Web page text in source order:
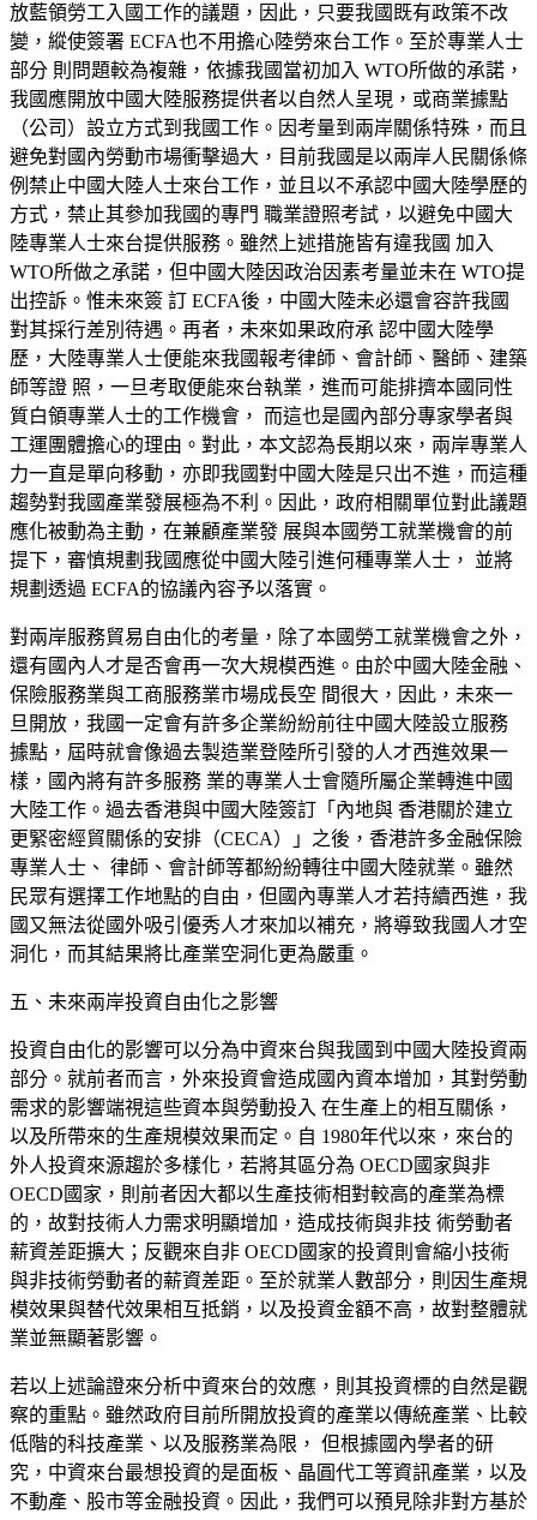
放藍領勞工入國工作的議題，因此，只要我國既有政策不改
變，縱使簽署 ECFA也不用擔心陸勞來台工作。至於專業人士
部分 則問題較為複雜，依據我國當初加入 WTO所做的承諾，
我國應開放中國大陸服務提供者以自然人呈現，或商業據點
（公司）設立方式到我國工作。因考量到兩岸關係特殊，而且
避免對國內勞動市場衝擊過大，目前我國是以兩岸人民關係條
例禁止中國大陸人士來台工作，並且以不承認中國大陸學歷的
方式，禁止其參加我國的專門 職業證照考試，以避免中國大
陸專業人士來台提供服務。雖然上述措施皆有違我國 加入
WTO所做之承諾，但中國大陸因政治因素考量並未在 WTO提
出控訴。惟未來簽 訂 ECFA後，中國大陸未必還會容許我國
對其採行差別待遇。再者，未來如果政府承 認中國大陸學
歷，大陸專業人士便能來我國報考律師、會計師、醫師、建築
師等證 照，一旦考取便能來台執業，進而可能排擠本國同性
質白領專業人士的工作機會， 而這也是國內部分專家學者與
工運團體擔心的理由。對此，本文認為長期以來，兩岸專業人
力一直是單向移動，亦即我國對中 國大陸是只出不進，而這種
趨勢對我國 產業發展極為不利。因此，政府相關單位對此議題
應化被動為主動，在兼顧產業發 展與本國勞工就業機會的前
提下，審慎規劃我國應從中國大陸引進何種專業人士， 並將
規劃透過 ECFA的協議內容予以落實。
對兩岸服務貿易自由化的考量， 除了本國勞工就業機會之外，
還有國內人才是否會再一次大規模西進。由於中國大陸金融、
保險服務業與工商服務業市場成長空 間很大，因此，未來一
旦開放，我國一定會有許多企業紛紛前往中國大陸設立服務
據點，屆時就會像過去製造業登陸所引發的人才西進效果一
樣，國內將有許多服務 業的專業人士會隨所屬企業轉進中國
大陸工作。過去香港與中國大陸簽訂「內地與 香港關於建立
更緊密經貿關係的安排（CECA）」之後，香港許多金融保險
專業人士、 律師、會計師等都紛紛轉往中國大陸就業。雖然
民眾有選擇工作地點的自由，但國內專業人才若持續西進，我
國又無法從國外吸引優秀人才來加以補充，將導致我國人才空
洞化，而其結果將比產業空洞化更為嚴重。
五、未來兩岸投資自由化之影響
投資自由化的影響可以分為中資來台與我國到中國大陸投資兩
部分。就前者而言，外來投資會造成國內資本增加，其對勞動
需求的影響端視這些資本與勞動投入 在生產上的相互關係，
以及所帶來的生產規模效果而定。自 1980年代以來，來台的
外人投資來源趨於多樣化，若將其區分為 OECD國家與非
OECD國家，則前者因大都以生產技術相對較高的產業為標
的，故對技術人力需求明顯增加，造成技術與非技 術勞動者
薪資差距擴大；反觀來自非 OECD國家的投資則會縮小技術
與非技術勞動者的薪資差距。至於就業人數部分，則因生產規
模效果與替代效果相互抵銷，以及投資金額不高，故對整體就
業並無顯著影響。
若以上述論證來分析中資來台的效應，則其投資標的自然是觀
察的重點。雖然政府目前所開放投資的產業以傳統產業、比較
低階的科技產業、以及服務業為限， 但根據國內學者的研
究，中資來台最想投資的是面板、晶圓代工等資訊產業，以及
不動產、股市等金融投資。因此，我們可以預見除非對方基於